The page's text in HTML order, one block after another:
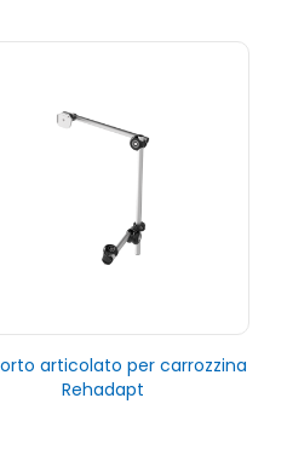
articolato per carrozzina
Rehadapt